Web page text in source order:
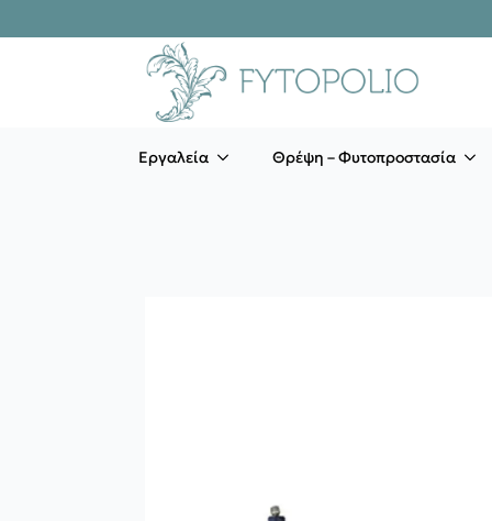
Εργαλεία Θρέψη – Φυτοπροστασία